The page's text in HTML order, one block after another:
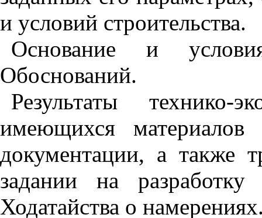
и условий строительства.
Основание и
Обоснований.
Результаты
имеющихся материалов
документации, а также
задании на
Ходатайства о